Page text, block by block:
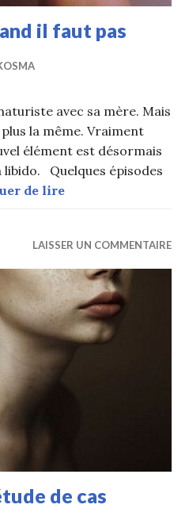
il faut pas
avec sa mère. Mais
la même. Vraiment
élément est désormais
Quelques épisodes
de lireToujours nue
LAISSER UN COMMENTAIRE
de cas